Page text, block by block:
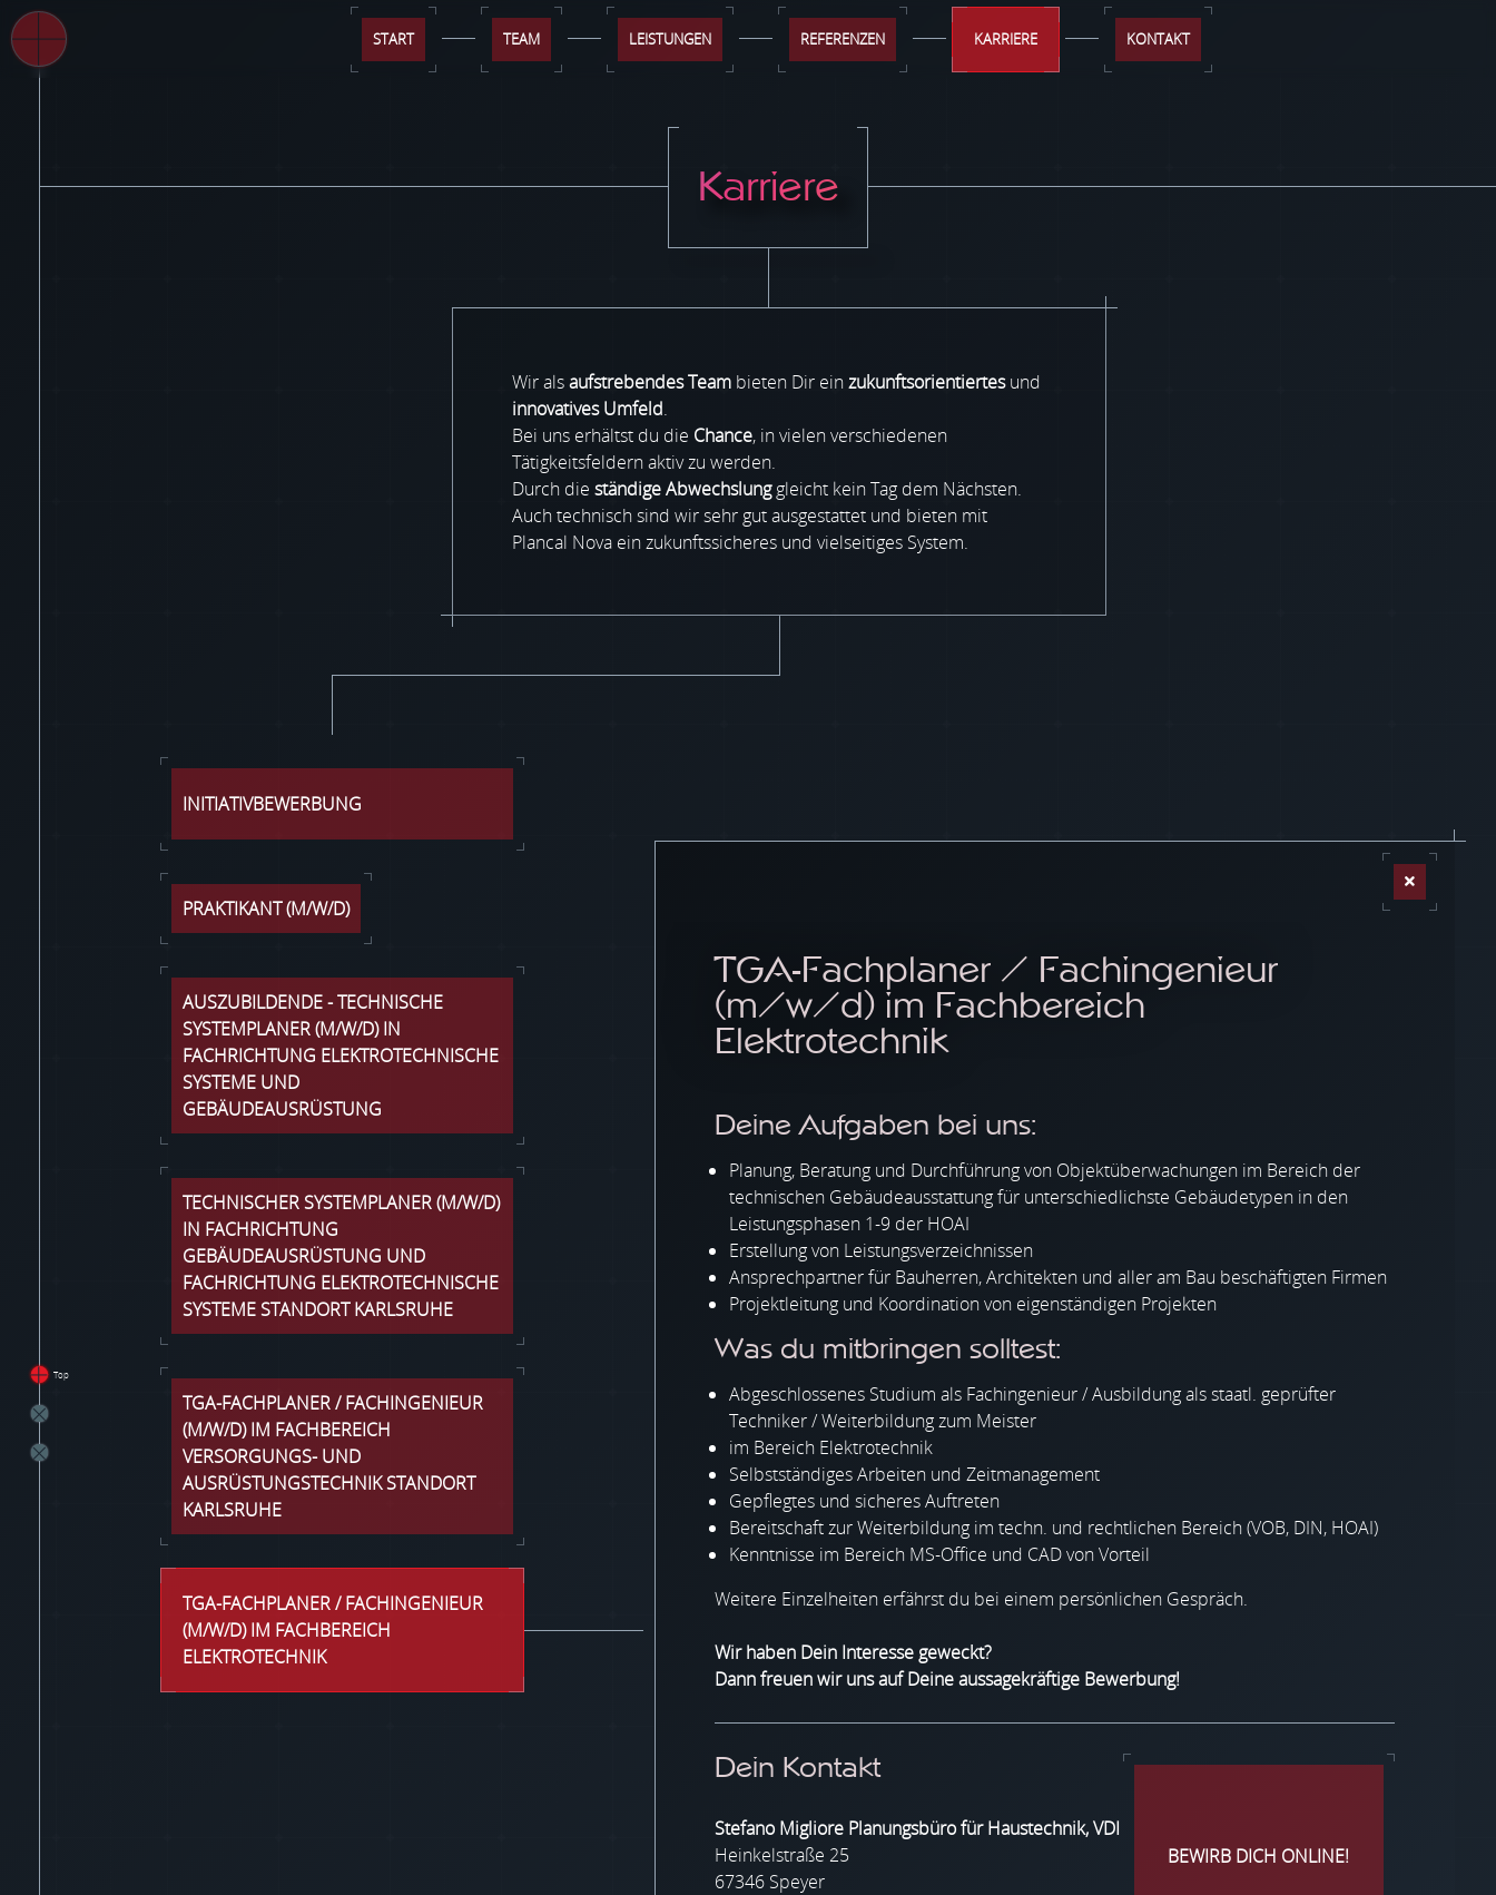
START TEAM LEISTUNGEN REFERENZEN KARRIERE KONTAKT
Karriere
Wir alsaufstrebendes Team bieten Dir einzukunftsorientiertesund
innovatives Umfeld.
Bei uns erhältst du die Chance, in vielen verschiedenen
Tätigkeitsfeldern aktiv zu werden.
Durch dieständige Abwechslunggleicht kein Tag dem Nächsten.
Auch technisch sind wir sehr gut ausgestattet und bieten mit
Plancal Nova ein zukunftssicheres und vielseitiges System.
INITIATIVBEWERBUNG
PRAKTIKANT (M/W/D)
AUSZUBILDENDE - TECHNISCHE
SYSTEMPLANER (M/W/D) IN
FACHRICHTUNG ELEKTROTECHNISCHE
SYSTEME UND
GEBÄUDEAUSRÜSTUNG
TECHNISCHER SYSTEMPLANER (M/W/D)
IN FACHRICHTUNG
GEBÄUDEAUSRÜSTUNG UND
FACHRICHTUNG ELEKTROTECHNISCHE
SYSTEME STANDORT KARLSRUHE
TGA-FACHPLANER / FACHINGENIEUR
(M/W/D) IM FACHBEREICH
VERSORGUNGS- UND
AUSRÜSTUNGSTECHNIK STANDORT
KARLSRUHE
TGA-FACHPLANER / FACHINGENIEUR
(M/W/D) IM FACHBEREICH
ELEKTROTECHNIK
TGA-Fachplaner / Fachingenieur
(m/w/d) im Fachbereich
Elektrotechnik
Deine Aufgaben bei uns:
Planung, Beratung und Durchführung von Objektüberwachungen im Bereich der
technischen Gebäudeausstattung für unterschiedlichste Gebäudetypen in den
Leistungsphasen 1-9 der HOAI
Erstellung von Leistungsverzeichnissen
Ansprechpartner für Bauherren, Architekten und aller am Bau beschäftigten Firmen
Projektleitung und Koordination von eigenständigen Projekten
Was du mitbringen solltest:
Abgeschlossenes Studium als Fachingenieur / Ausbildung als staatl. geprüfter
Techniker / Weiterbildung zum Meister
im Bereich Elektrotechnik
Selbstständiges Arbeiten und Zeitmanagement
Gepflegtes und sicheres Auftreten
Bereitschaft zur Weiterbildung im techn. und rechtlichen Bereich (VOB, DIN, HOAI)
Kenntnisse im Bereich MS-Office und CAD von Vorteil
Weitere Einzelheiten erfährst du bei einem persönlichen Gespräch.
Wir haben Dein Interesse geweckt?
Dann freuen wir uns auf Deine aussagekräftige Bewerbung!
Dein Kontakt
Stefano Migliore Planungsbüro für Haustechnik, VDI
Heinkelstraße 25
67346 Speyer
BEWIRB DICH ONLINE!
Top